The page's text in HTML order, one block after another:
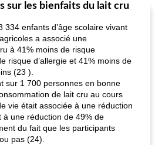
min 55min
Viande et volaille
le méga's jopp joes
sur les bienfaits du lait cru
334 enfants d’âge scolaire vivant
a associé une
à 41% moins de risque
risque d’allergie et 41% moins de
(23 ).
sur 1 700 personnes en bonne
de lait cru au cours
vie était associée à une réduction
à une réduction de 49% de
du fait que les participants
pas (24).